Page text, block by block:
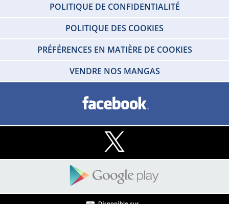
POLITIQUE DE CONFIDENTIALITÉ
POLITIQUE DES COOKIES
PRÉFÉRENCES EN MATIÈRE DE COOKIES
VENDRE NOS MANGAS